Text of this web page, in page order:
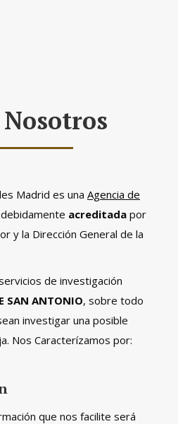
Nosotros
Madrid es una Agencia de
debidamente acreditada por
y la Dirección General de la
de investigación
SAN ANTONIO, sobre todo
investigar una posible
Nos Caracterízamos por:
que nos facilite será